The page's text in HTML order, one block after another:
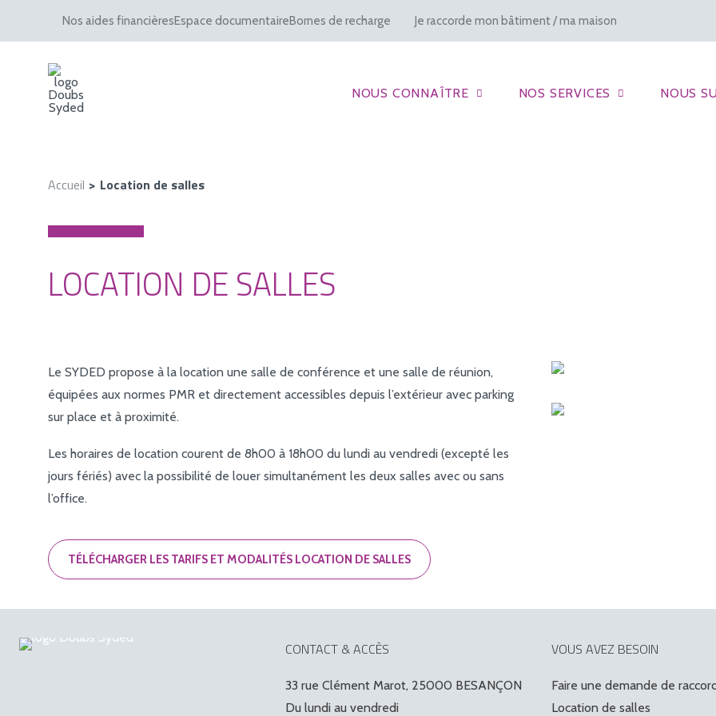
Nos aides financièresEspace documentaireBornes de recharge Je raccorde mon bâtiment / ma maison
NOUS CONNAÎTRE NOS SERVICES NOUS
Accueil Location de salles
LOCATION DE SALLES
Le SYDED propose à la location une salle de conférence et une salle de réunion,
équipées aux normes PMR et directement accessibles depuis l’extérieur avec parking
sur place et à proximité.
Les horaires de location courent de 8h00 à 18h00 du lundi au vendredi (excepté les
jours fériés) avec la possibilité de louer simultanément les deux salles avec ou sans
l’office.
TÉLÉCHARGER LES TARIFS ET MODALITÉS LOCATION DE SALLES
CONTACT & ACCÈS
33 rue Clément Marot, 25000 BESANÇON
Du lundi au vendredi
VOUS AVEZ BESOIN
Faire une demande de
Location de salles